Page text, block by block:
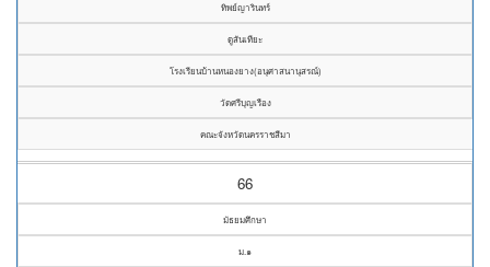
ทิพย์ญารินทร์
ดูสันเทียะ
โรงเรียนบ้านหนองยาง(อนุศาสนานุสรณ์)
วัดศรีบุญเรือง
คณะจังหวัดนครราชสีมา
66
มัธยมศึกษา
ม.๑